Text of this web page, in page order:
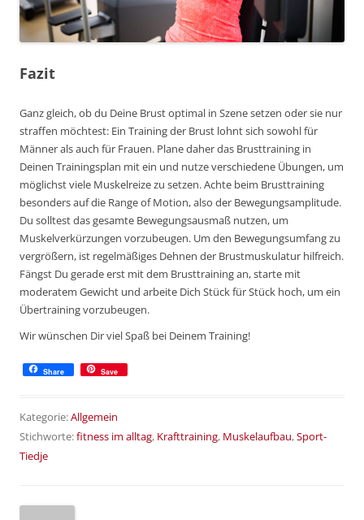
Fazit
Ganz gleich, ob du Deine Brust optimal in Szene setzen oder sie nur
straffen möchtest: Ein Training der Brust lohnt sich sowohl für
Männer als auch für Frauen. Plane daher das Brusttraining in
Deinen Trainingsplan mit ein und nutze verschiedene Übungen, um
möglichst viele Muskelreize zu setzen. Achte beim Brusttraining
besonders auf die Range of Motion, also der Bewegungsamplitude.
Du solltest das gesamte Bewegungsausmaß nutzen, um
Muskelverkürzungen vorzubeugen. Um den Bewegungsumfang zu
vergrößern, ist regelmäßiges Dehnen der Brustmuskulatur hilfreich.
Fängst Du gerade erst mit dem Brusttraining an, starte mit
moderatem Gewicht und arbeite Dich Stück für Stück hoch, um ein
Übertraining vorzubeugen.
Wir wünschen Dir viel Spaß bei Deinem Training!
Share Save
Kategorie:Allgemein
Stichworte:fitness im alltag, Krafttraining, Muskelaufbau,Sport-
Tiedje